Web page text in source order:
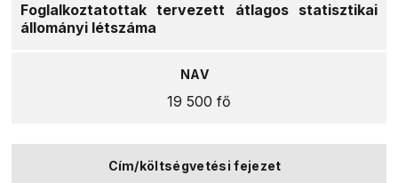
Foglalkoztatottak tervezett átlagos statisztikai
állományi létszáma
19 500 fő